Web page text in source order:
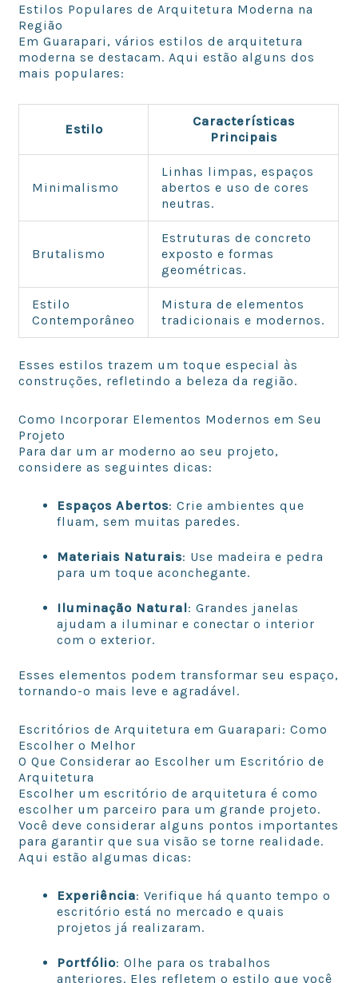
Estilos Populares de Arquitetura Moderna na
Região
Em Guarapari, vários estilos de arquitetura
moderna se destacam. Aqui estão alguns dos
mais populares:
Estilo
Características
Principais
Minimalismo
Linhas limpas, espaços
abertos e uso de cores
neutras.
Brutalismo
Estruturas de concreto
exposto e formas
geométricas.
Estilo
Contemporâneo
Mistura de elementos
tradicionais e modernos.
Esses estilos trazem um toque especial às
construções, refletindo a beleza da região.
Como Incorporar Elementos Modernos em Seu
Projeto
Para dar um ar moderno ao seu projeto,
considere as seguintes dicas:
Espaços Abertos: Crie ambientes que
fluam, sem muitas paredes.
Materiais Naturais: Use madeira e pedra
para um toque aconchegante.
Iluminação Natural: Grandes janelas
ajudam a iluminar e conectar o interior
com o exterior.
Esses elementos podem transformar seu espaço,
tornando-o mais leve e agradável.
Escritórios de Arquitetura em Guarapari: Como
Escolher o Melhor
O Que Considerar ao Escolher um Escritório de
Arquitetura
Escolher um escritório de arquitetura é como
escolher um parceiro para um grande projeto.
Você deve considerar alguns pontos importantes
para garantir que sua visão se torne realidade.
Aqui estão algumas dicas:
Experiência: Verifique há quanto tempo o
escritório está no mercado e quais
projetos já realizaram.
Portfólio: Olhe para os trabalhos
anteriores. Eles refletem o estilo que você